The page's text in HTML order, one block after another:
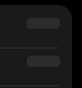
$69.90
$54.90